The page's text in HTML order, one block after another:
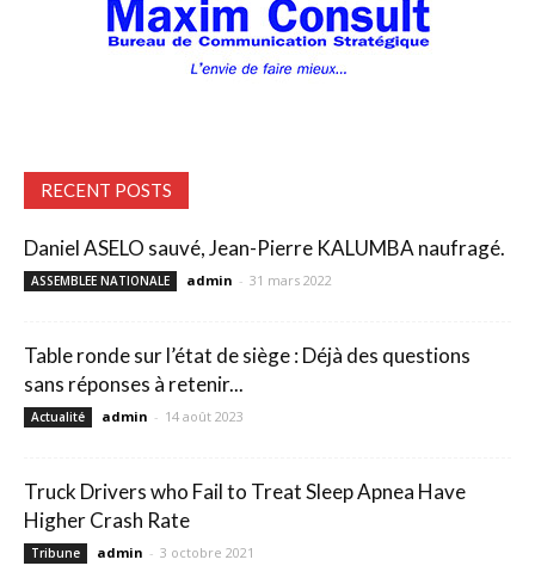
RECENT POSTS
Daniel ASELO sauvé, Jean-Pierre KALUMBA naufragé.
ASSEMBLEE NATIONALE admin - 31 mars 2022
Table ronde sur l’état de siège : Déjà des questions
sans réponses à retenir...
Actualité admin - 14 août 2023
Truck Drivers who Fail to Treat Sleep Apnea Have
Higher Crash Rate
Tribune admin - 3 octobre 2021